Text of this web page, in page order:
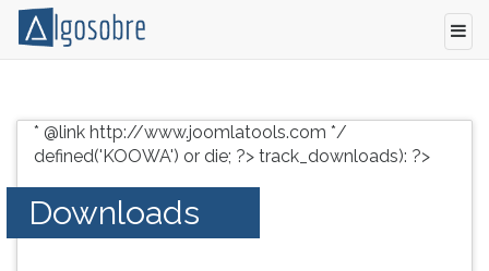
grátis
vestibular,
enem
concursos.
TAB
depois
F
para
ouvir
* @link http://www.joomlatools.com */
defined('KOOWA') or die; ?> track_downloads): ?>
Downloads